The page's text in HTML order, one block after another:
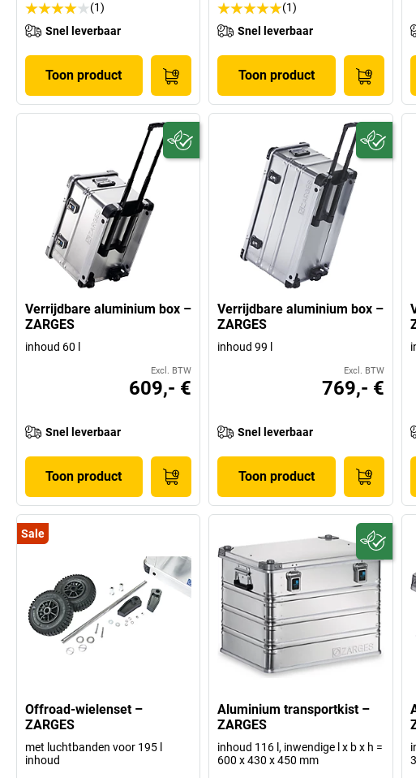
(1)
Snel leverbaar
Toon product
(1)
Snel leverbaar
Toon product
Verrijdbare aluminium box –
ZARGES
inhoud 60 l
Excl. BTW
609,- €
Snel leverbaar
Toon product
Verrijdbare aluminium box –
ZARGES
inhoud 99 l
Excl. BTW
769,- €
Snel leverbaar
Toon product
Sale
Offroad-wielenset –
ZARGES
met luchtbanden voor 195 l
inhoud
Aluminium transportkist –
ZARGES
inhoud 116 l, inwendige l x b x h =
600 x 430 x 450 mm